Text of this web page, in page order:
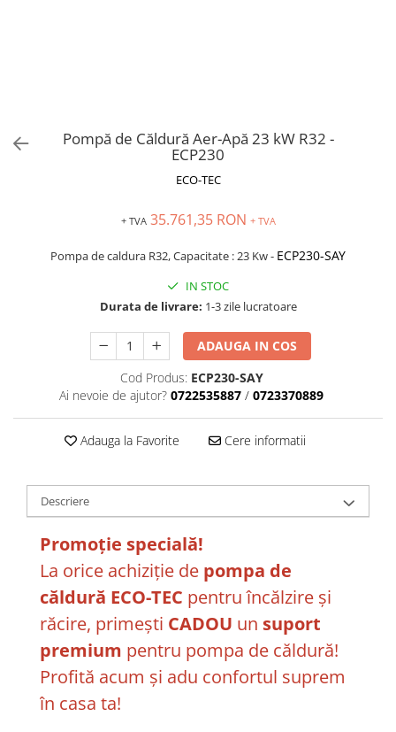
Pompă de Căldură Aer-Apă 23 kW R32 -
ECP230
ECO-TEC
+ TVA 35.761,35 RON + TVA
Pompa de caldura R32, Capacitate : 23 Kw - ECP230-SAY
IN STOC
Durata de livrare: 1-3 zile lucratoare
ADAUGA IN COS
Cod Produs: ECP230-SAY
Ai nevoie de ajutor? 0722535887 / 0723370889
Adauga la Favorite Cere informatii
Descriere
Promoție specială!
La orice achiziție de pompa de
căldură ECO-TEC pentru încălzire și
răcire, primești CADOU un suport
premium pentru pompa de căldură!
Profită acum și adu confortul suprem
în casa ta!